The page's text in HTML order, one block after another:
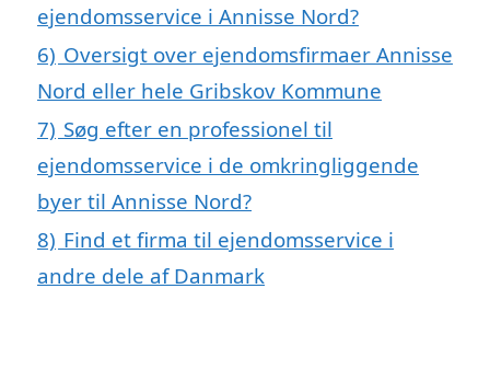
ejendomsservice i Annisse Nord?
6) Oversigt over ejendomsfirmaer Annisse
Nord eller hele Gribskov Kommune
7) Søg efter en professionel til
ejendomsservice i de omkringliggende
byer til Annisse Nord?
8) Find et firma til ejendomsservice i
andre dele af Danmark